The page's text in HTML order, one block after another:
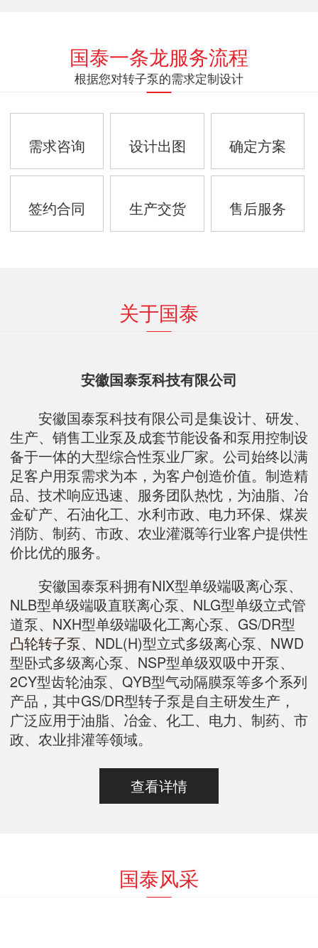
国泰一条龙服务流程
根据您对转子泵的需求定制设计
需求咨询 设计出图 确定方案
签约合同 生产交货 售后服务
关于国泰
安徽国泰泵科技有限公司
安徽国泰泵科技有限公司是集设计、研发、
生产、销售工业泵及成套节能设备和泵用控制设
备于一体的大型综合性泵业厂家。公司始终以满
足客户用泵需求为本，为客户创造价值。制造精
品、技术响应迅速、服务团队热忱，为油脂、冶
金矿产、石油化工、水利市政、电力环保、煤炭
消防、制药、市政、农业灌溉等行业客户提供性
价比优的服务。
安徽国泰泵科拥有NIX型单级端吸离心泵、
NLB型单级端吸直联离心泵、NLG型单级立式管
道泵、NXH型单级端吸化工离心泵、GS/DR型
凸轮转子泵、NDL(H)型立式多级离心泵、NWD
型卧式多级离心泵、NSP型单级双吸中开泵、
2CY型齿轮油泵、QYB型气动隔膜泵等多个系列
产品，其中GS/DR型转子泵是自主研发生产，
广泛应用于油脂、冶金、化工、电力、制药、市
政、农业排灌等领域。
查看详情
国泰风采